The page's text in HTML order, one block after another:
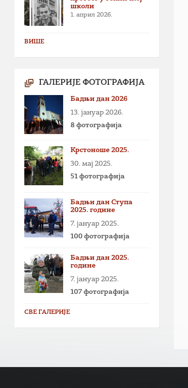
школи
1. април 2026.
ВИШЕ
ГАЛЕРИЈЕ ФОТОГРАФИЈА
Бадњи дан 2026
13. јануар 2026.
8 фотографија
Крстоноше 2025.
30. мај 2025.
51 фотографија
Бадњи дан Ступа
2025. године
7. јануар 2025.
100 фотографија
Бадњи дан 2025.
године
7. јануар 2025.
107 фотографија
СВЕ ГАЛЕРИЈЕ